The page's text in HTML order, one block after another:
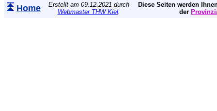
Home
Erstellt am 09.12.2021 durch
Webmaster THW Kiel.
Diese Seiten werden
der